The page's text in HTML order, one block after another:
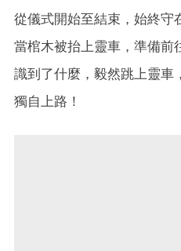
從儀式開始至結束，始終守
當棺木被抬上靈車，準備前
識到了什麼，毅然跳上靈車
獨自上路！